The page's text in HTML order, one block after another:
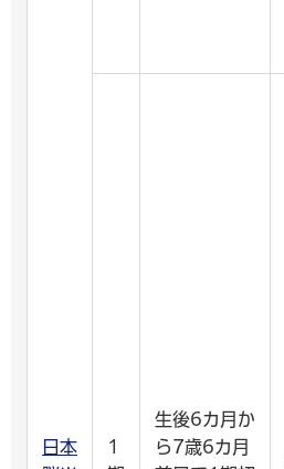
日本
1
生後6カ月か
ら7歳6カ月